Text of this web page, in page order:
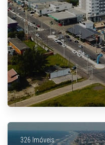
326 Imóveis